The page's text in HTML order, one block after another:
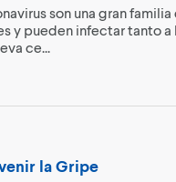
son una gran
y pueden infectar tanto
ce...
la Gripe